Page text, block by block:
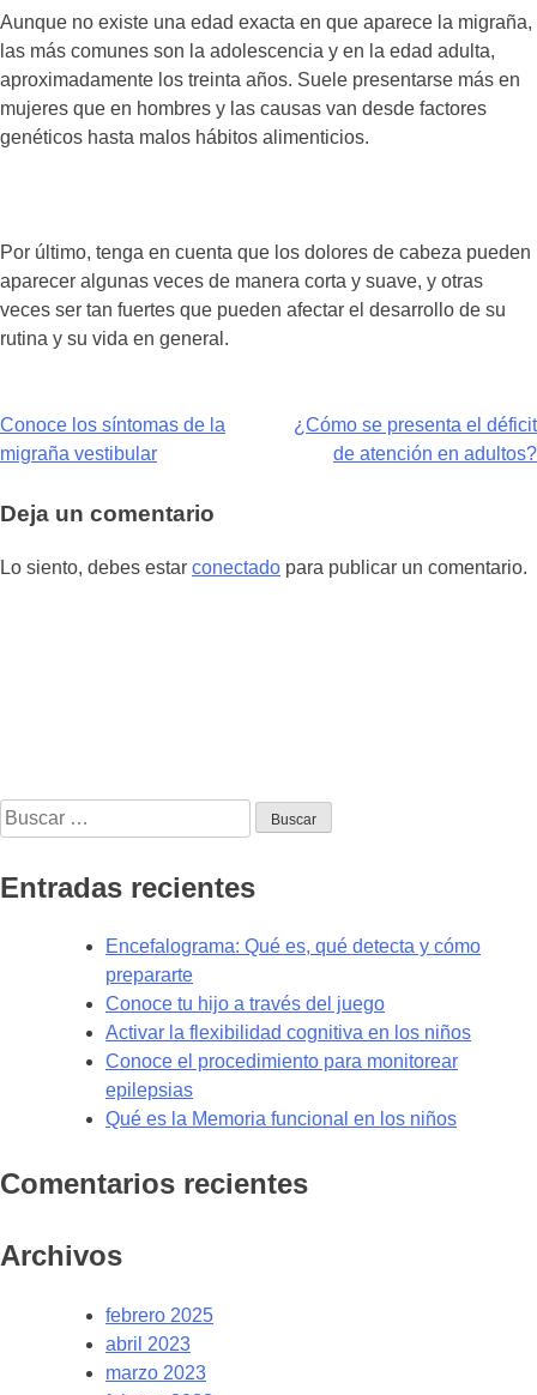
Aunque no existe una edad exacta en que aparece la migraña,
las más comunes son la adolescencia y en la edad adulta,
aproximadamente los treinta años. Suele presentarse más en
mujeres que en hombres y las causas van desde factores
genéticos hasta malos hábitos alimenticios.
Por último, tenga en cuenta que los dolores de cabeza pueden
aparecer algunas veces de manera corta y suave, y otras
veces ser tan fuertes que pueden afectar el desarrollo de su
rutina y su vida en general.
Navegación
de
entradas
Conoce los síntomas de la
migraña vestibular
¿Cómo se presenta el déficit
de atención en adultos?
Deja un comentario
Lo siento, debes estar conectado para publicar un comentario.
Buscar:
Entradas recientes
Encefalograma: Qué es, qué detecta y cómo
prepararte
Conoce tu hijo a través del juego
Activar la flexibilidad cognitiva en los niños
Conoce el procedimiento para monitorear
epilepsias
Qué es la Memoria funcional en los niños
Comentarios recientes
Archivos
febrero 2025
abril 2023
marzo 2023